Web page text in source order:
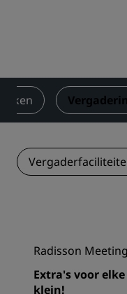
Radisson
Extra's voor
klein!